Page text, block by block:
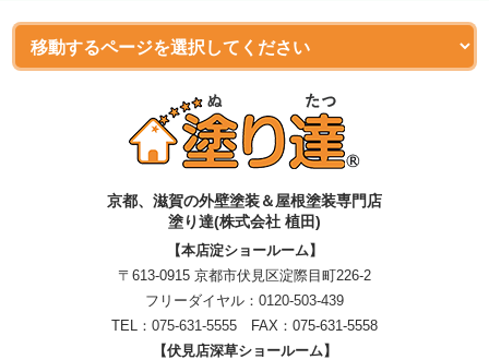
京都、滋賀の外壁塗装＆屋根塗装専門店
塗り達(株式会社 植田)
【本店淀ショールーム】
〒613-0915 京都市伏見区淀際目町226-2
フリーダイヤル： 0120-503-439
TEL： 075-631-5555 FAX：075-631-5558
【伏見店深草ショールーム】